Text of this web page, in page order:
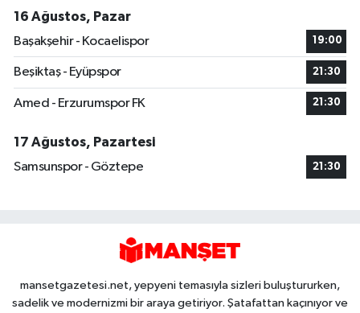
16 Ağustos, Pazar
Başakşehir - Kocaelispor
19:00
Beşiktaş - Eyüpspor 21:30
Amed - Erzurumspor FK 21:30
17 Ağustos, Pazartesi
Samsunspor - Göztepe
21:30
mansetgazetesi.net, yepyeni temasıyla sizleri buluştururken,
sadelik ve modernizmi bir araya getiriyor. Şatafattan kaçınıyor ve